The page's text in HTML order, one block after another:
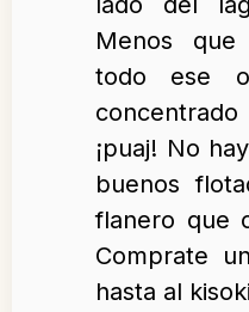
Menos
todo ese
¡puaj! No
buenos
flanero que
Comprate
hasta al